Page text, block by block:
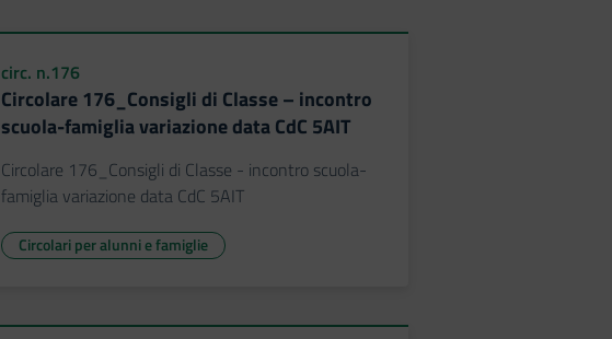
circ. n.176
Circolare 176_Consigli di Classe – incontro
scuola-famiglia variazione data CdC 5AIT
Circolare 176_Consigli di Classe - incontro scuola-
famiglia variazione data CdC 5AIT
Circolari per alunni e famiglie